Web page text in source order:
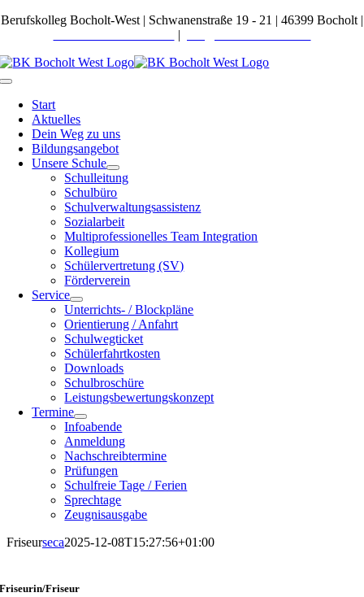
Zum
Berufskolleg Bocholt-West | Schwanenstraße 19 - 21 | 46399 Bocholt |
|
Toggle
Navigation
Start
Aktuelles
Dein Weg zu uns
Bildungsangebot
Unsere Schule
Schulleitung
Schulbüro
Schulverwaltungsassistenz
Sozialarbeit
Multiprofessionelles Team Integration
Kollegium
Schülervertretung (SV)
Förderverein
Service
Unterrichts- / Blockpläne
Orientierung / Anfahrt
Schulwegticket
Schülerfahrtkosten
Downloads
Schulbroschüre
Leistungsbewertungskonzept
Termine
Infoabende
Anmeldung
Nachschreibtermine
Prüfungen
Schulfreie Tage / Ferien
Sprechtage
Zeugnisausgabe
Friseurseca2025-12-08T15:27:56+01:00
Friseurin/Friseur